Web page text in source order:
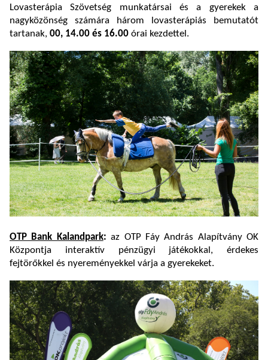
Lovasterápia Szövetség munkatársai és a gyerekek a
nagyközönség számára három lovasterápiás bemutatót
tartanak, 00, 14.00 és 16.00 órai kezdettel.
OTP Bank Kalandpark: az OTP Fáy András Alapítvány OK
Központja interaktív pénzügyi játékokkal, érdekes
fejtörőkkel és nyereményekkel várja a gyerekeket.